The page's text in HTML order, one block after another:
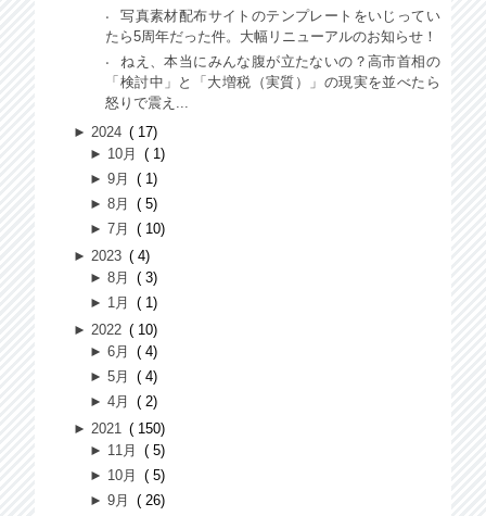
写真素材配布サイトのテンプレートをいじってい
たら5周年だった件。大幅リニューアルのお知らせ！
ねえ、本当にみんな腹が立たないの？高市首相の
「検討中」と「大増税（実質）」の現実を並べたら
怒りで震え...
►2024
17
► 10月
1
►9月
1
►8月
5
►7月
10
►2023
4
►8月
3
► 1月
1
►2022
10
►6月
4
►5月
4
►4月
2
►2021
150
► 11月
5
► 10月
5
►9月
26